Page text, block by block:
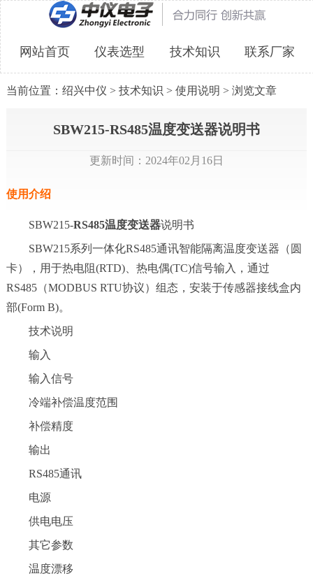
网站首页 仪表选型 技术知识 联系厂家
当前位置： 绍兴中仪 > 技术知识 > 使用说明 > 浏览文章
SBW215-RS485温度变送器说明书
更新时间：2024年02月16日
使用介绍
SBW215-RS485温度变送器说明书
SBW215系列一体化RS485通讯智能隔离温度变送器（圆
卡），用于热电阻(RTD)、热电偶(TC)信号输入，通过
RS485（MODBUS RTU协议）组态，安装于传感器接线盒内
部(Form B)。
技术说明
输入
输入信号
冷端补偿温度范围
补偿精度
输出
RS485通讯
电源
供电电压
其它参数
温度漂移